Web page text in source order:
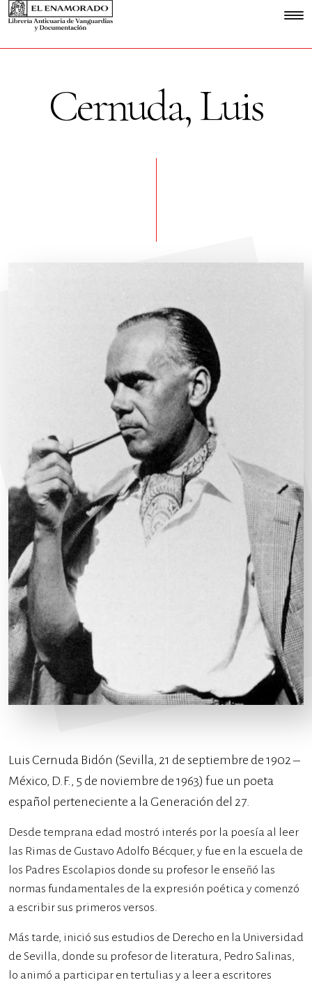
Cernuda, Luis
Luis Cernuda Bidón (Sevilla, 21 de septiembre de 1902 –
México, D.F., 5 de noviembre de 1963) fue un poeta
español perteneciente a la Generación del 27.
Desde temprana edad mostró interés por la poesía al leer
las Rimas de Gustavo Adolfo Bécquer, y fue en la escuela de
los Padres Escolapios donde su profesor le enseñó las
normas fundamentales de la expresión poética y comenzó
a escribir sus primeros versos.
Más tarde, inició sus estudios de Derecho en la Universidad
de Sevilla, donde su profesor de literatura, Pedro Salinas,
lo animó a participar en tertulias y a leer a escritores